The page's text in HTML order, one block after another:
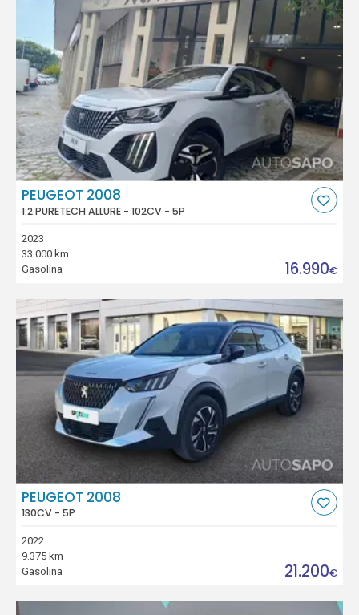
PEUGEOT 2008
1.2 PURETECH ALLURE - 102CV - 5P
2023
33.000 km
Gasolina
16.990€
PEUGEOT 2008
130CV - 5P
2022
9.375 km
Gasolina
21.200€